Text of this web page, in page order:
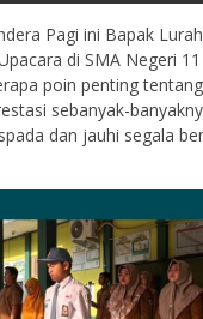
Pagi ini Bapak
di SMA Negeri
poin penting
sebanyak-
dan jauhi segala